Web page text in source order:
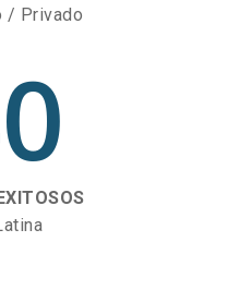
/ Privado